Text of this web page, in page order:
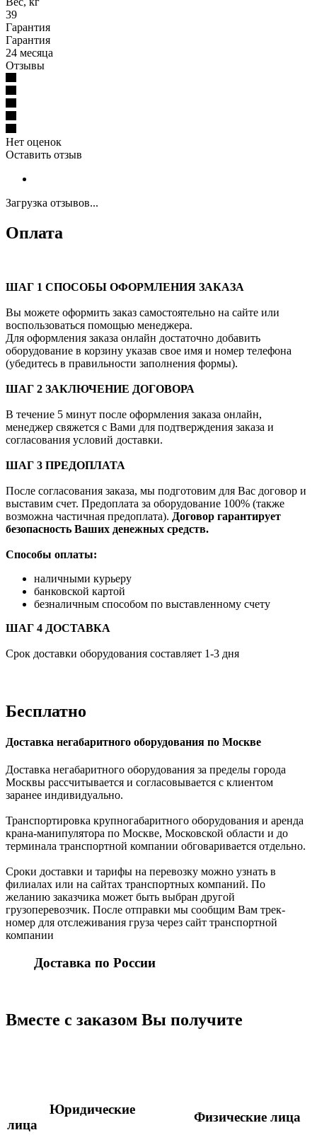
39
Гарантия
Гарантия
24 месяца
Отзывы
Нет оценок
Оставить отзыв
Загрузка отзывов...
Оплата
ШАГ 1 СПОСОБЫ ОФОРМЛЕНИЯ ЗАКАЗА
Вы можете оформить заказ самостоятельно на сайте или
воспользоваться помощью менеджера.
Для оформления заказа онлайн достаточно добавить
оборудование в корзину указав свое имя и номер телефона
(убедитесь в правильности заполнения формы).
ШАГ 2 ЗАКЛЮЧЕНИЕ ДОГОВОРА
В течение 5 минут после оформления заказа онлайн,
менеджер свяжется с Вами для подтверждения заказа и
согласования условий доставки.
ШАГ 3 ПРЕДОПЛАТА
После согласования заказа, мы подготовим для Вас договор и
выставим счет. Предоплата за оборудование 100% (также
возможна частичная предоплата). Договор гарантирует
безопасность Ваших денежных средств.
Способы оплаты:
наличными курьеру
банковской картой
безналичным способом по выставленному счету
ШАГ 4 ДОСТАВКА
Срок доставки оборудования составляет 1-3 дня
Бесплатно
Доставка негабаритного оборудования по Москве
Доставка негабаритного оборудования за пределы города
Москвы рассчитывается и согласовывается с клиентом
заранее индивидуально.
Транспортировка крупногабаритного оборудования и аренда
крана-манипулятора по Москве, Московской области и до
терминала транспортной компании обговаривается отдельно.
Сроки доставки и тарифы на перевозку можно узнать в
филиалах или на сайтах транспортных компаний. По
желанию заказчика может быть выбран другой
грузоперевозчик. После отправки мы сообщим Вам трек-
номер для отслеживания груза через сайт транспортной
компании
Доставка по России
Вместе с заказом Вы получите
Юридические
лица
Физические лица